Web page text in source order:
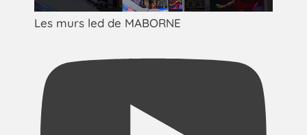
Les murs led de MABORNE